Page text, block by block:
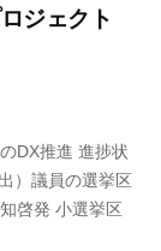
ジェクト
DX推進 進捗状
）議員の選挙区
啓発 小選挙区